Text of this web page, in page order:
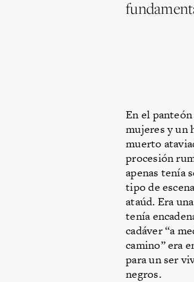
En el
mujeres y un
muerto
procesión
apenas tenía
tipo de
ataúd. Era
tenía
cadáver “a
camino” era
para un ser
negros.